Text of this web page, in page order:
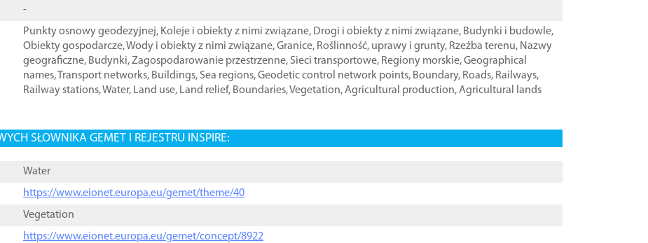
-
Punkty osnowy geodezyjnej, Koleje i obiekty z nimi związane, Drogi i obiekty z nimi związane, Budynki i budowle,
Obiekty gospodarcze,Wody i obiekty z nimi związane,Granice, Roślinność, uprawy i grunty, Rzeźba terenu, Nazwy
geograficzne, Budynki,Zagospodarowanie przestrzenne, Sieci transportowe, Regiony morskie,Geographical
names,Transport networks, Buildings, Sea regions,Geodetic control network points, Boundary, Roads, Railways,
Railway stations,Water, Land use, Land relief, Boundaries,Vegetation,Agricultural production,Agricultural lands
SŁOWNIKA GEMET I REJESTRU INSPIRE:
Water
https://www.eionet.europa.eu/gemet/theme/40
Vegetation
https://www.eionet.europa.eu/gemet/concept/8922